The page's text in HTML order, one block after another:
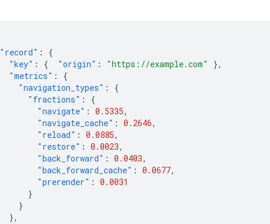
"record" :
{
"key" : { "origin" : "https://example.com"
},
"metrics" :
{
"navigation_types" :
{
"fractions" :
{
"navigate" : 0.5335,
"navigate_cache" : 0.2646,
"reload" : 0.0885,
"restore" : 0.0023,
"back_forward" : 0.0403,
"back_forward_cache" : 0.0677,
"prerender" : 0.0031
}
}
},